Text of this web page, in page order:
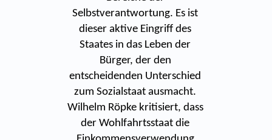
Selbstverantwortung. Es ist
dieser aktive Eingriff des
Staates in das Leben der
Bürger, der den
entscheidenden Unterschied
zum Sozialstaat ausmacht.
Wilhelm Röpke kritisiert, dass
der Wohlfahrtsstaat die